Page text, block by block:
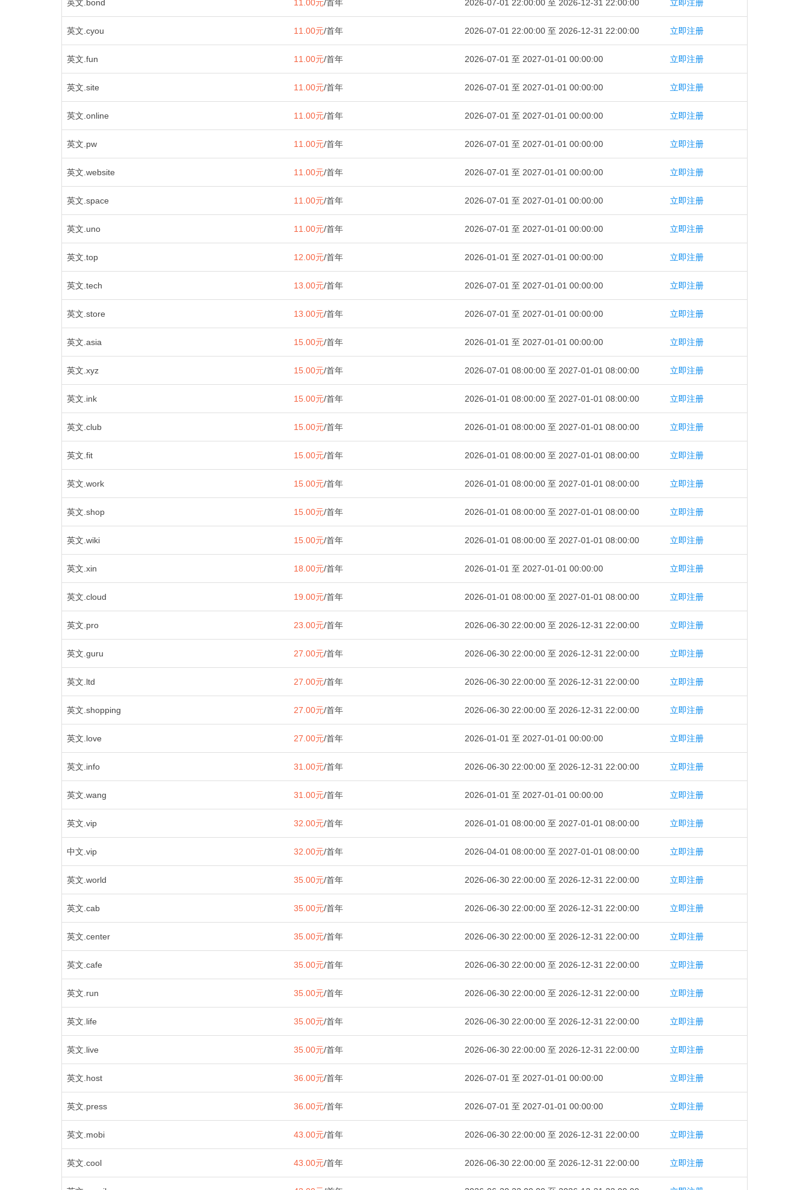
英文.bond 11.00元/首年 2026-07-01 22:00:00 至 2026-12-31 22:00:00 立即注册
英文.cyou 11.00元/首年 2026-07-01 22:00:00 至 2026-12-31 22:00:00 立即注册
英文.fun 11.00元/首年 2026-07-01 至 2027-01-01 00:00:00 立即注册
英文.site 11.00元/首年 2026-07-01 至 2027-01-01 00:00:00 立即注册
英文.online 11.00元/首年 2026-07-01 至 2027-01-01 00:00:00 立即注册
英文.pw 11.00元/首年 2026-07-01 至 2027-01-01 00:00:00 立即注册
英文.website 11.00元/首年 2026-07-01 至 2027-01-01 00:00:00 立即注册
英文.space 11.00元/首年 2026-07-01 至 2027-01-01 00:00:00 立即注册
英文.uno 11.00元/首年 2026-07-01 至 2027-01-01 00:00:00 立即注册
英文.top 12.00元/首年 2026-01-01 至 2027-01-01 00:00:00 立即注册
英文.tech 13.00元/首年 2026-07-01 至 2027-01-01 00:00:00 立即注册
英文.store 13.00元/首年 2026-07-01 至 2027-01-01 00:00:00 立即注册
英文.asia 15.00元/首年 2026-01-01 至 2027-01-01 00:00:00 立即注册
英文.xyz 15.00元/首年 2026-07-01 08:00:00 至 2027-01-01 08:00:00 立即注册
英文.ink 15.00元/首年 2026-01-01 08:00:00 至 2027-01-01 08:00:00 立即注册
英文.club 15.00元/首年 2026-01-01 08:00:00 至 2027-01-01 08:00:00 立即注册
英文.fit 15.00元/首年 2026-01-01 08:00:00 至 2027-01-01 08:00:00 立即注册
英文.work 15.00元/首年 2026-01-01 08:00:00 至 2027-01-01 08:00:00 立即注册
英文.shop 15.00元/首年 2026-01-01 08:00:00 至 2027-01-01 08:00:00 立即注册
英文.wiki 15.00元/首年 2026-01-01 08:00:00 至 2027-01-01 08:00:00 立即注册
英文.xin 18.00元/首年 2026-01-01 至 2027-01-01 00:00:00 立即注册
英文.cloud 19.00元/首年 2026-01-01 08:00:00 至 2027-01-01 08:00:00 立即注册
英文.pro 23.00元/首年 2026-06-30 22:00:00 至 2026-12-31 22:00:00 立即注册
英文.guru 27.00元/首年 2026-06-30 22:00:00 至 2026-12-31 22:00:00 立即注册
英文.ltd 27.00元/首年 2026-06-30 22:00:00 至 2026-12-31 22:00:00 立即注册
英文.shopping 27.00元/首年 2026-06-30 22:00:00 至 2026-12-31 22:00:00 立即注册
英文.love 27.00元/首年 2026-01-01 至 2027-01-01 00:00:00 立即注册
英文.info 31.00元/首年 2026-06-30 22:00:00 至 2026-12-31 22:00:00 立即注册
英文.wang 31.00元/首年 2026-01-01 至 2027-01-01 00:00:00 立即注册
英文.vip 32.00元/首年 2026-01-01 08:00:00 至 2027-01-01 08:00:00 立即注册
中文.vip 32.00元/首年 2026-04-01 08:00:00 至 2027-01-01 08:00:00 立即注册
英文.world 35.00元/首年 2026-06-30 22:00:00 至 2026-12-31 22:00:00 立即注册
英文.cab 35.00元/首年 2026-06-30 22:00:00 至 2026-12-31 22:00:00 立即注册
英文.center 35.00元/首年 2026-06-30 22:00:00 至 2026-12-31 22:00:00 立即注册
英文.cafe 35.00元/首年 2026-06-30 22:00:00 至 2026-12-31 22:00:00 立即注册
英文.run 35.00元/首年 2026-06-30 22:00:00 至 2026-12-31 22:00:00 立即注册
英文.life 35.00元/首年 2026-06-30 22:00:00 至 2026-12-31 22:00:00 立即注册
英文.live 35.00元/首年 2026-06-30 22:00:00 至 2026-12-31 22:00:00 立即注册
英文.host 36.00元/首年 2026-07-01 至 2027-01-01 00:00:00 立即注册
英文.press 36.00元/首年 2026-07-01 至 2027-01-01 00:00:00 立即注册
英文.mobi 43.00元/首年 2026-06-30 22:00:00 至 2026-12-31 22:00:00 立即注册
英文.cool 43.00元/首年 2026-06-30 22:00:00 至 2026-12-31 22:00:00 立即注册